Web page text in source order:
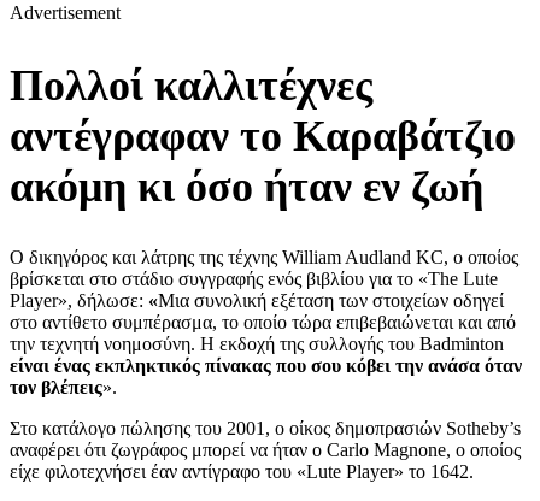
Advertisement
Πολλοί καλλιτέχνες
αντέγραφαν το Καραβάτζιο
ακόμη κι όσο ήταν εν ζωή
Ο δικηγόρος και λάτρης της τέχνης William Audland KC, ο οποίος
βρίσκεται στο στάδιο συγγραφής ενός βιβλίου για το «The Lute
Player», δήλωσε: «Μια συνολική εξέταση των στοιχείων οδηγεί
στο αντίθετο συμπέρασμα, το οποίο τώρα επιβεβαιώνεται και από
την τεχνητή νοημοσύνη. Η εκδοχή της συλλογής του Badminton
είναι ένας εκπληκτικός πίνακας που σου κόβει την ανάσα όταν
τον βλέπεις».
Στο κατάλογο πώλησης του 2001, ο οίκος δημοπρασιών Sotheby’s
αναφέρει ότι ζωγράφος μπορεί να ήταν ο Carlo Magnone, ο οποίος
είχε φιλοτεχνήσει έαν αντίγραφο του «Lute Player» το 1642.